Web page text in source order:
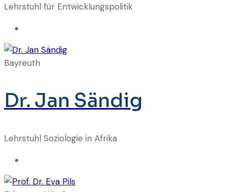
Lehrstuhl für Entwicklungspolitik
Bayreuth
Dr. Jan Sändig
Lehrstuhl Soziologie in Afrika